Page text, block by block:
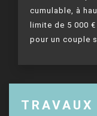
cumulable, à
limite de 5 000
pour un couple